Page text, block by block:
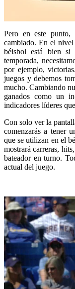
Pero en este
cambiado. En el
béisbol está bien si
temporada,
por ejemplo,
juegos y debemos
mucho. Cambiando
ganados como un
indicadores líderes
Con solo ver la
comenzarás a tener
que se utilizan en el
mostrará carreras,
bateador en turno.
actual del juego.